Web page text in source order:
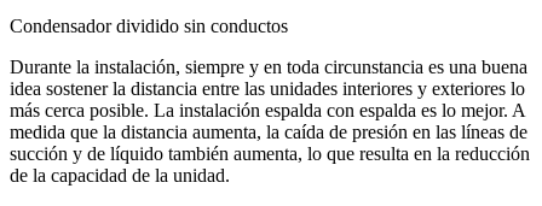
Condensador dividido sin conductos
Durante la instalación, siempre y en toda circunstancia es una buena
idea sostener la distancia entre las unidades interiores y exteriores lo
más cerca posible. La instalación espalda con espalda es lo mejor. A
medida que la distancia aumenta, la caída de presión en las líneas de
succión y de líquido también aumenta, lo que resulta en la reducción
de la capacidad de la unidad.